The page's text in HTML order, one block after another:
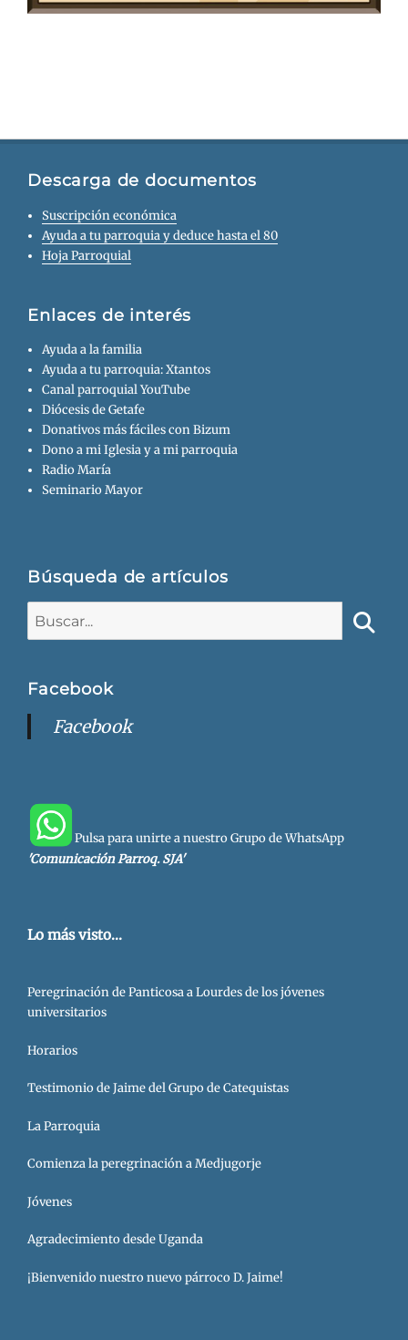
Descarga de documentos
Suscripción económica
Ayuda a tu parroquia y deduce hasta el 80
Hoja Parroquial
Enlaces de interés
Ayuda a la familia
Ayuda a tu parroquia: Xtantos
Canal parroquial YouTube
Diócesis de Getafe
Donativos más fáciles con Bizum
Dono a mi Iglesia y a mi parroquia
Radio María
Seminario Mayor
Búsqueda de artículos
Facebook
Facebook
Pulsa para unirte a nuestro Grupo de WhatsApp
'Comunicación Parroq. SJA'
Lo más visto...
Peregrinación de Panticosa a Lourdes de los jóvenes
universitarios
Horarios
Testimonio de Jaime del Grupo de Catequistas
La Parroquia
Comienza la peregrinación a Medjugorje
Jóvenes
Agradecimiento desde Uganda
¡Bienvenido nuestro nuevo párroco D. Jaime!